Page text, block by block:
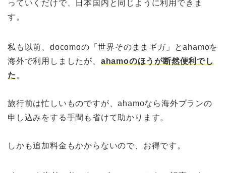
っていくだけで、日本国内と同じように利用できま
す。
私も以前、docomoの「世界そのままギガ」とahamoを
海外で利用しましたが、 ahamoのほうが断然便利でし
た 。
旅行前は忙しいものですが、ahamoなら海外プランの
申し込みをする手間も省けて助かります。
しかも追加料金もかからないので、お得です。